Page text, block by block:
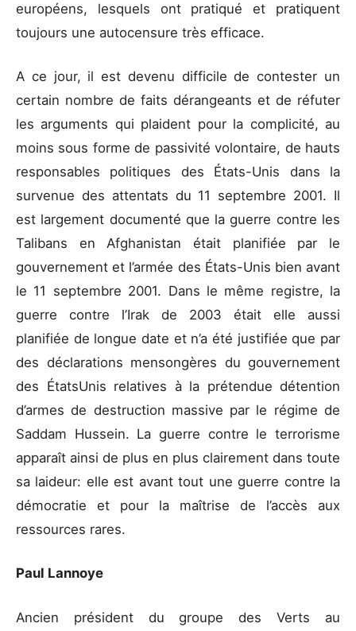
européens, lesquels ont pratiqué et pratiquent
toujours une autocensure très efficace.
A ce jour, il est devenu difficile de contester un
certain nombre de faits dérangeants et de réfuter
les arguments qui plaident pour la complicité, au
moins sous forme de passivité volontaire, de hauts
responsables politiques des États-Unis dans la
survenue des attentats du 11 septembre 2001. Il
est largement documenté que la guerre contre les
Talibans en Afghanistan était planifiée par le
gouvernement et l’armée des États-Unis bien avant
le 11 septembre 2001. Dans le même registre, la
guerre contre l’Irak de 2003 était elle aussi
planifiée de longue date et n’a été justifiée que par
des déclarations mensongères du gouvernement
des ÉtatsUnis relatives à la prétendue détention
d’armes de destruction massive par le régime de
Saddam Hussein. La guerre contre le terrorisme
apparaît ainsi de plus en plus clairement dans toute
sa laideur: elle est avant tout une guerre contre la
démocratie et pour la maîtrise de l’accès aux
ressources rares.
Paul Lannoye
Ancien président du groupe des Verts au